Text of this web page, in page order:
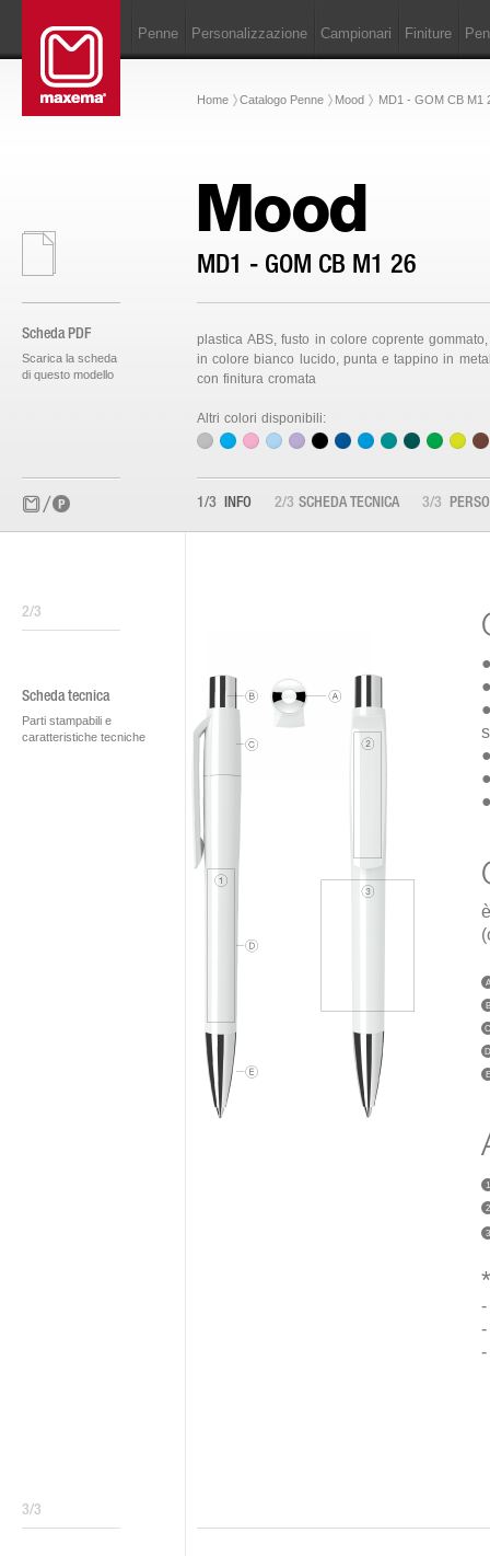
Penne Personalizzazione Campionari Finiture
Home Catalogo Penne Mood MD1 - GOM CB M1
Mood
MD1 - GOM CB M1 26
Scheda PDF
Scarica la scheda
di questo modello
plastica ABS, fusto in colore coprente
in colore bianco lucido, punta e tappino in
con finitura cromata
Altri colori disponibili:
1/3 INFO 2/3 SCHEDA TECNICA 3/3
2/3
Scheda tecnica
Parti stampabili e
caratteristiche tecniche
A
B
C
D
E
1
2
3
*
-
-
-
3/3